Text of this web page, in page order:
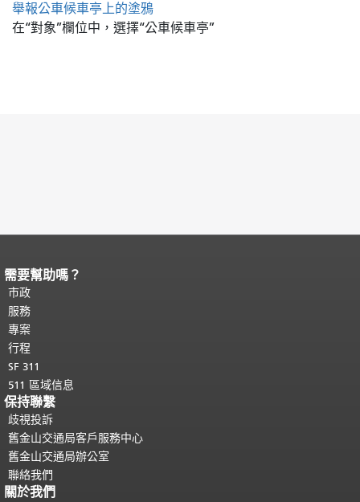
舉報公車候車亭上的塗鴉
在“對象”欄位中，選擇“公車候車亭”
頁面內容結束。
都會重複顯示。
需要幫助嗎？
市政
服務
專案
行程
SF 311
511 區域信息
保持聯繫
歧視投訴
舊金山交通局客戶服務中心
舊金山交通局辦公室
聯絡我們
關於我們